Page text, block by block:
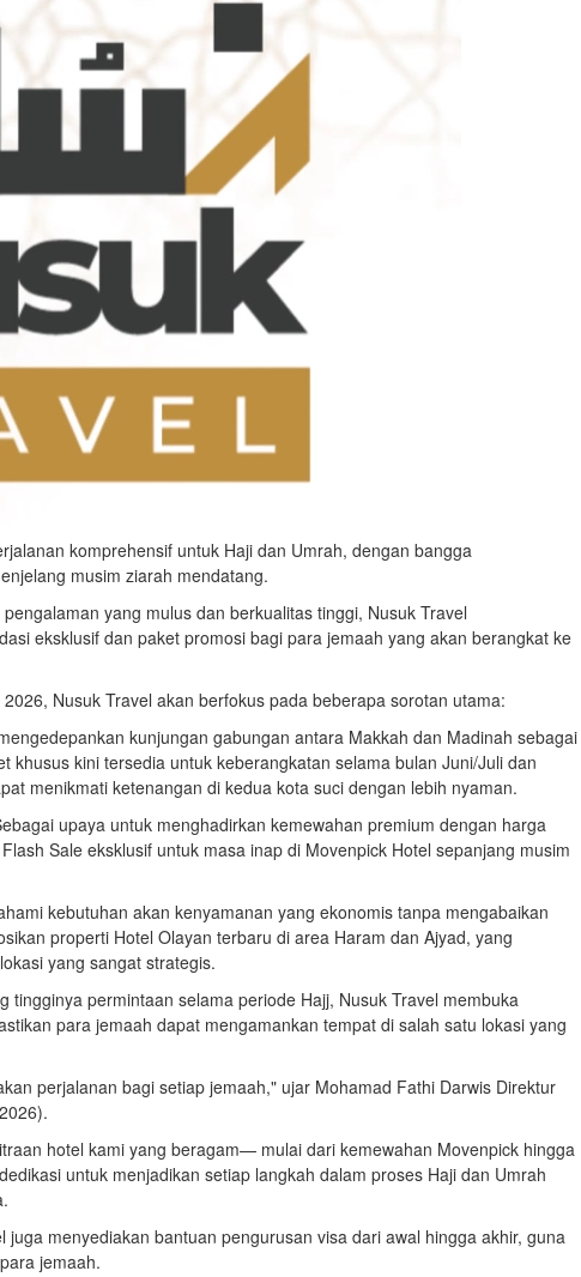
komprehensif untuk Haji dan Umrah, dengan bangga
musim ziarah mendatang.
yang mulus dan berkualitas tinggi, Nusuk Travel
eksklusif dan paket promosi bagi para jemaah yang akan berangkat ke
Nusuk Travel akan berfokus pada beberapa sorotan utama:
kunjungan gabungan antara Makkah dan Madinah sebagai
khusus kini tersedia untuk keberangkatan selama bulan Juni/Juli dan
menikmati ketenangan di kedua kota suci dengan lebih nyaman.
upaya untuk menghadirkan kemewahan premium dengan harga
Sale eksklusif untuk masa inap di Movenpick Hotel sepanjang musim
kebutuhan akan kenyamanan yang ekonomis tanpa mengabaikan
properti Hotel Olayan terbaru di area Haram dan Ajyad, yang
yang sangat strategis.
tingginya permintaan selama periode Hajj, Nusuk Travel membuka
para jemaah dapat mengamankan tempat di salah satu lokasi yang
perjalanan bagi setiap jemaah," ujar Mohamad Fathi Darwis Direktur
hotel kami yang beragam— mulai dari kemewahan Movenpick hingga
untuk menjadikan setiap langkah dalam proses Haji dan Umrah
menyediakan bantuan pengurusan visa dari awal hingga akhir, guna
jemaah.